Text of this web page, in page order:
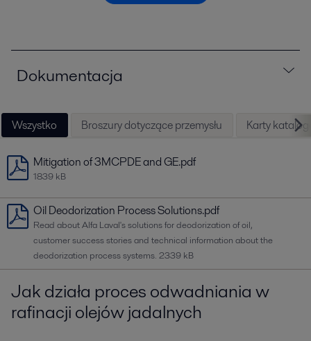
Dokumentacja
Wszystko Broszury dotyczące przemysłu Karty
Mitigation of 3MCPDE and GE.pdf
1839 kB
Oil Deodorization Process Solutions.pdf
Read about Alfa Laval's solutions for deodorization of oil,
customer success stories and technical information about the
deodorization process systems. 2339 kB
Jak działa proces odwadniania w
rafinacji olejów jadalnych